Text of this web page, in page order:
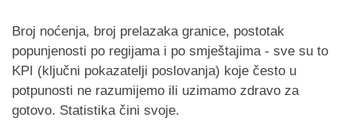
Broj noćenja, broj prelazaka granice, postotak
popunjenosti po regijama i po smještajima - sve su to
KPI (ključni pokazatelji poslovanja) koje često u
potpunosti ne razumijemo ili uzimamo zdravo za
gotovo. Statistika čini svoje.